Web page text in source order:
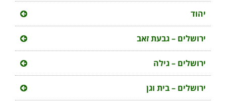
יהוד
ירושלים – גבעת זאב
ירושלים – גילה
ירושלים – בית וגן